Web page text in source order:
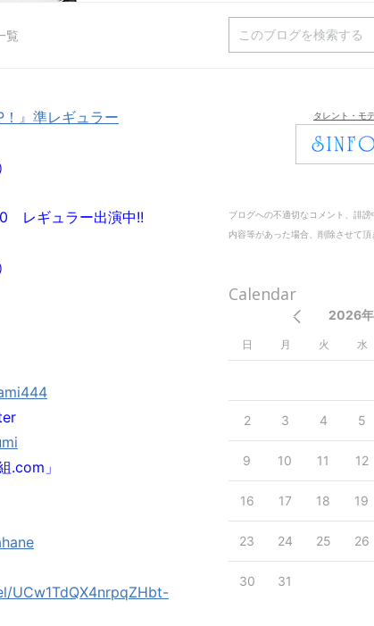
覧
』準レギュラー
レギュラー出演中!!
.com」
UCw1TdQX4nrpqZHbt-
タレント・モ
ブログへの不適切なコメント、誹
内容等があった場合、削除させて頂
Calendar
2026
日 月 火 水
2 3 4 5
9 10 11 12
16 17 18 19
23 24 25 26
30 31